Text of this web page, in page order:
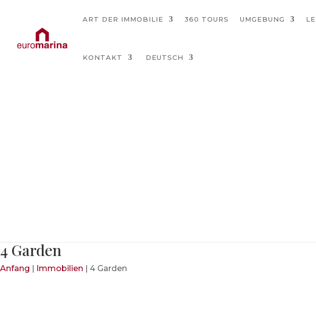
ART DER IMMOBILIE 360 TOURS UMGEBUNG
KONTAKT DEUTSCH
4 Garden
Anfang Immobilien 4 Garden